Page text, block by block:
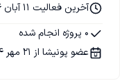
آخرین فعالیت 11 آبان 1404
0 پروژه انجام شده
عضو پونیشا از 21 مهر 1404